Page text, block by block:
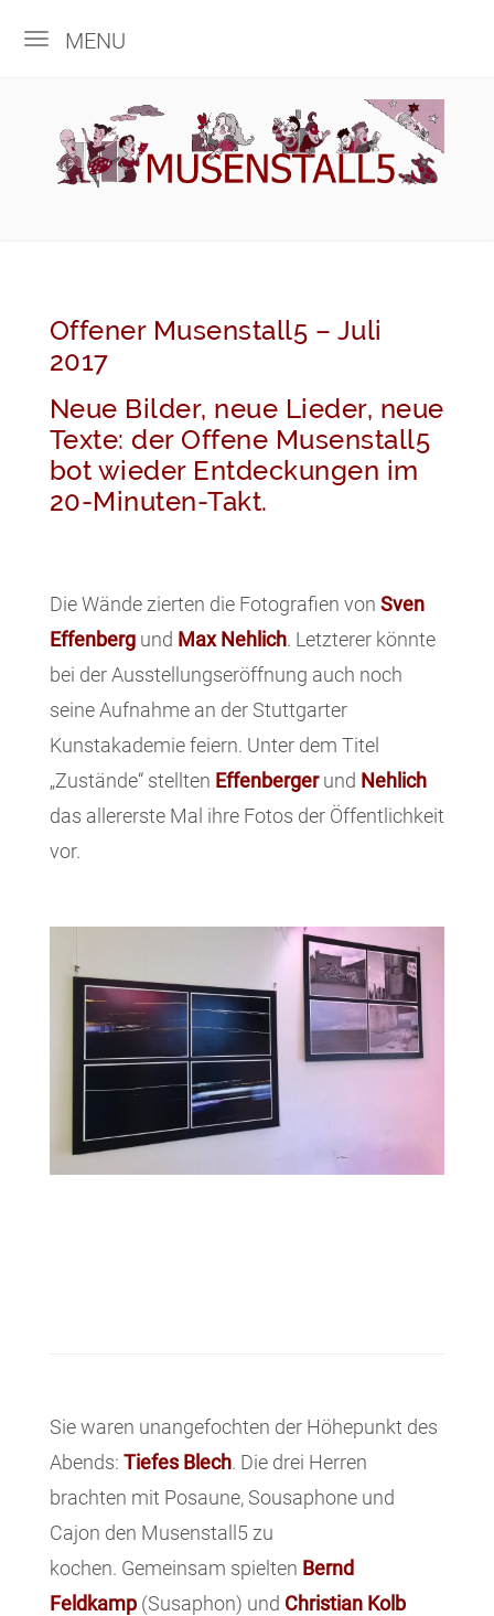
MENU
Offener Musenstall5 – Juli
2017
Neue Bilder, neue Lieder, neue
Texte: der Offene Musenstall5
bot wieder Entdeckungen im
20-Minuten-Takt.
Die Wände zierten die Fotografien von Sven
Effenbergund Max Nehlich. Letzterer könnte
bei der Ausstellungseröffnung auch noch
seine Aufnahme an der Stuttgarter
Kunstakademie feiern. Unter dem Titel
„Zustände“ stellten Effenbergerund Nehlich
das allererste Mal ihre Fotos der Öffentlichkeit
vor.
Sie waren unangefochten der Höhepunkt des
Abends: Tiefes Blech. Die drei Herren
brachten mit Posaune, Sousaphone und
Cajon den Musenstall5 zu
kochen. Gemeinsam spielten Bernd
Feldkamp(Susaphon) und Christian Kolb